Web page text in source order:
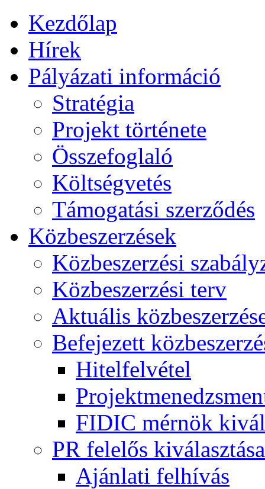
Kezdőlap
Hírek
Pályázati információ
Stratégia
Projekt története
Összefoglaló
Költségvetés
Támogatási szerződés
Közbeszerzések
Közbeszerzési
Közbeszerzési terv
Aktuális
Befejezett
Hitelfelvétel
FIDIC mérnök
PR felelős kiválasztása
Ajánlati felhívás